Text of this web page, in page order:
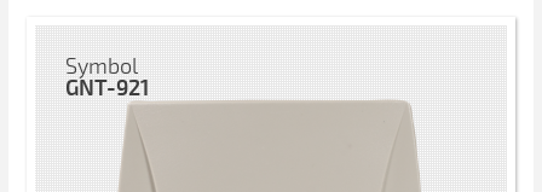
Symbol
GNT-921